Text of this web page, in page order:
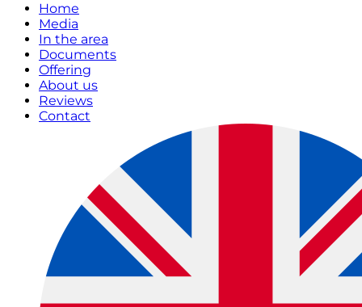
Home
Media
In the area
Documents
Offering
About us
Reviews
Contact